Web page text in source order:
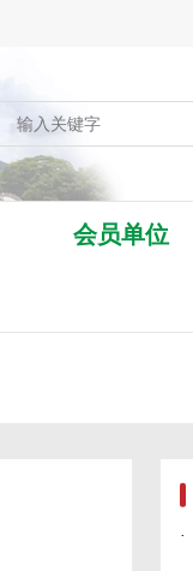
会员单位
·